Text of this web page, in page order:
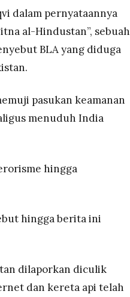
dalam pernyataannya
al-Hindustan”, sebuah
BLA yang diduga
pasukan keamanan
menuduh India
hingga
hingga berita ini
dilaporkan diculik
dan kereta api telah